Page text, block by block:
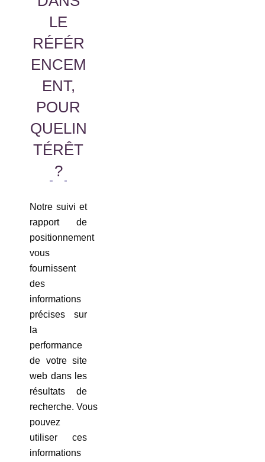
LE
RÉFÉR
ENCEM
ENT,
POUR
QUELIN
TÉRÊT
?
Notre suivi et
rapport de
positionnement
vous
fournissent
des
informations
précises sur
la
performance
de votre site
web dans les
résultats de
recherche. Vous
pouvez
utiliser ces
informations